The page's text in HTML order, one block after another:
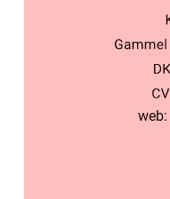
web: